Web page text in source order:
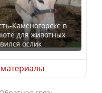
признали объектом
наследия,
под
исчезновения
Каменогорске в
для животных
ослик